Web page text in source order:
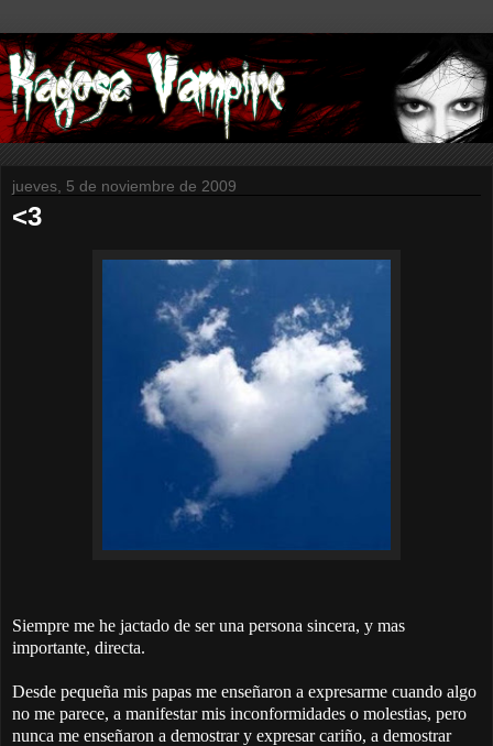
jueves, 5 de noviembre de 2009
<3
Siempre me he jactado de ser una persona sincera, y mas
importante, directa.
Desde pequeña mis papas me enseñaron a expresarme cuando algo
no me parece, a manifestar mis inconformidades o molestias, pero
nunca me enseñaron a demostrar y expresar cariño, a demostrar